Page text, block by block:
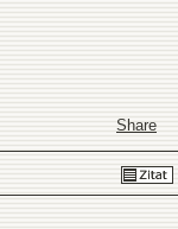
Share